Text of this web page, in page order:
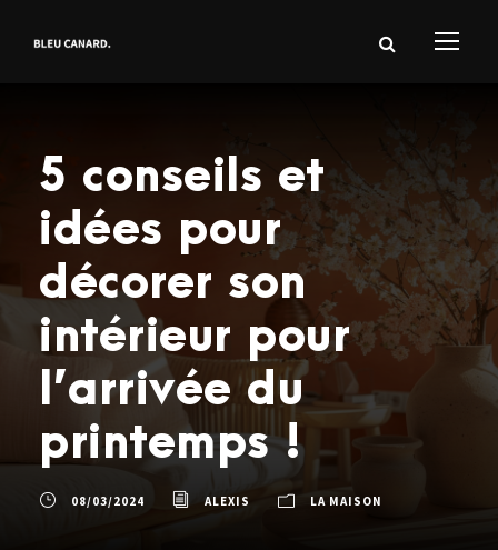
5 conseils et
idées pour
décorer son
intérieur pour
l’arrivée du
printemps !
08/03/2024 ALEXIS LA MAISON